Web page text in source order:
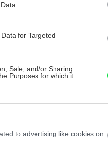
for Targeted
Sale, and/or Sharing
Purposes for which it
to advertising like cookies on
viac
nehnuteľnosť?
záujemcov čo
ktorým bude
lepším dojmom.
prácach?
nemá rád